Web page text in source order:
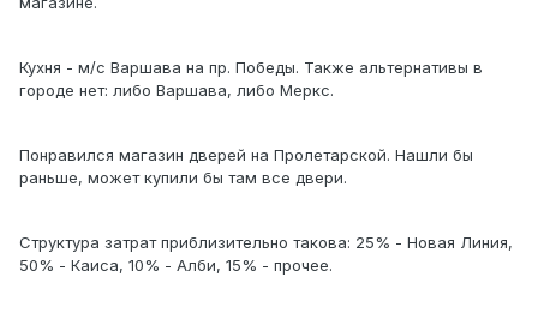
Кухня - м/с Варшава на пр. Победы. Также альтернативы в
городе нет: либо Варшава, либо Меркс.
Понравился магазин дверей на Пролетарской. Нашли бы
раньше, может купили бы там все двери.
Структура затрат приблизительно такова: 25% - Новая Линия,
50% - Каиса, 10% - Алби, 15% - прочее.